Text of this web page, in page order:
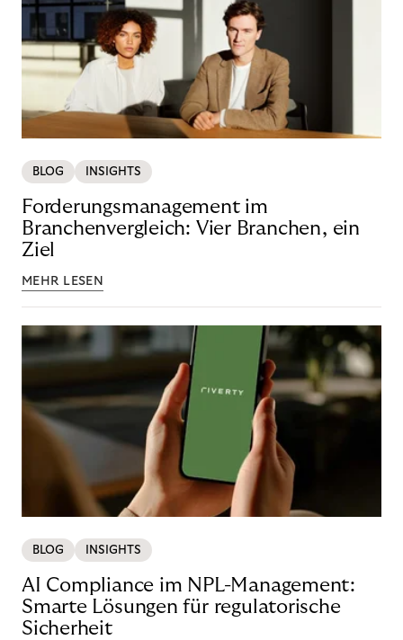
BLOG INSIGHTS
Forderungsmanagement im
Branchenvergleich: Vier Branchen, ein
Ziel
MEHR LESEN
BLOG INSIGHTS
AI Compliance im NPL-Management:
Smarte Lösungen für regulatorische
Sicherheit